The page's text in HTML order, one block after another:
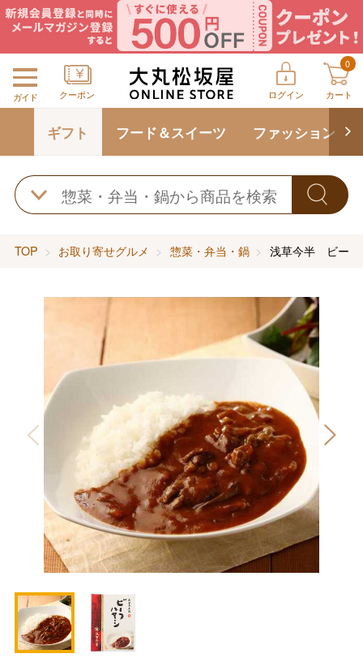
ガイド クーポン ログイン
0
カート
ギフト フード＆スイーツ ファッション
TOP お取り寄せグルメ 惣菜・弁当・鍋 浅草今半 ビーフ